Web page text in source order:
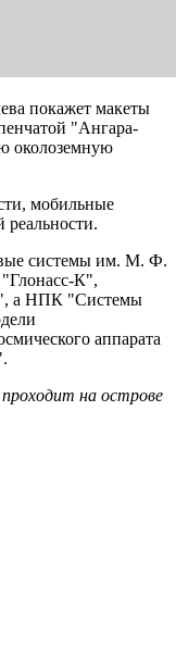
покажет макеты
"Ангара-
околоземную
мобильные
системы им. М. Ф.
К",
а НПК "Системы
аппарата
на острове